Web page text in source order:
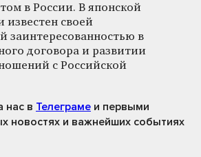
в России. В японской
известен своей
заинтересованностью в
договора и развитии
с Российской
нас в Телеграме и первыми
новостях и важнейших событиях